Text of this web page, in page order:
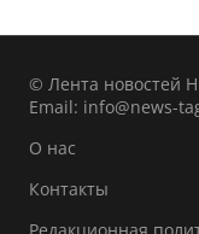
© Лента новостей
Email: info@news-
О нас
Контакты